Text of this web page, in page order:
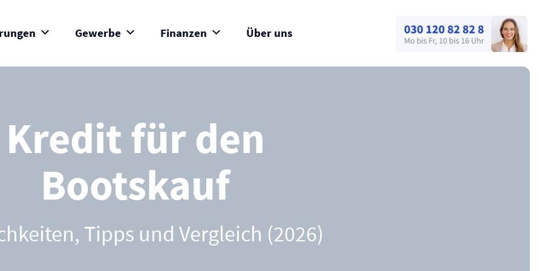
Gewerbe Finanzen Über uns
Kredit für den
Bootskauf
Tipps und Vergleich (2026)